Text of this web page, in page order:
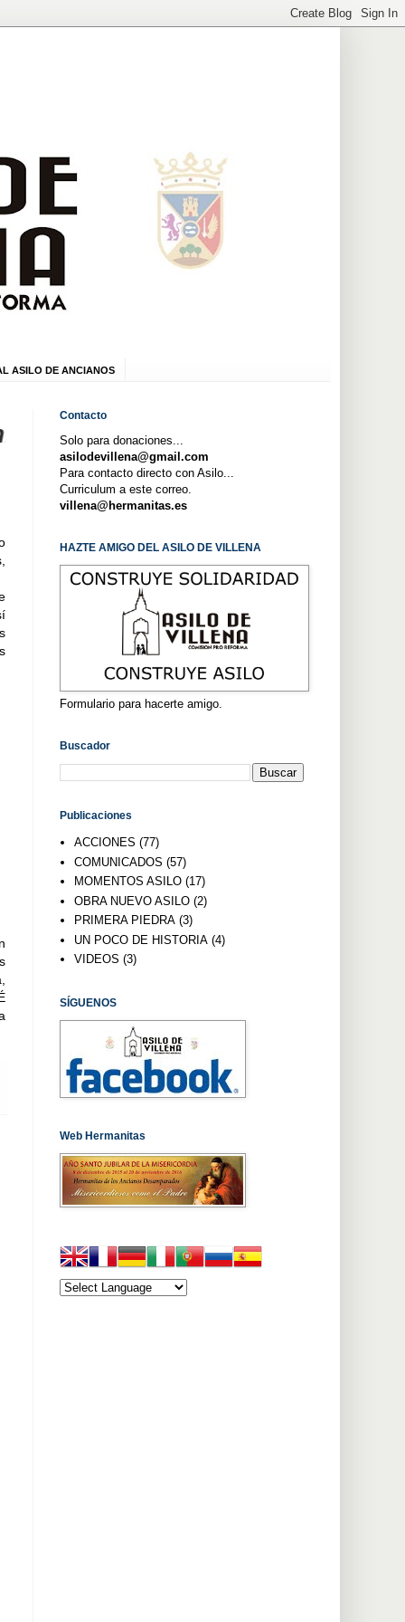
ASILO DE ANCIANOS
los Ancianos Desamparados
Contacto
Solo para donaciones...
asilodevillena@gmail.com
Para contacto directo con Asilo...
Curriculum a este correo.
villena@hermanitas.es
HAZTE AMIGO DEL ASILO DE VILLENA
Formulario para hacerte amigo.
Buscador
Publicaciones
ACCIONES (77)
COMUNICADOS (57)
MOMENTOS ASILO (17)
OBRA NUEVO ASILO (2)
PRIMERA PIEDRA (3)
UN POCO DE HISTORIA (4)
VIDEOS (3)
SÍGUENOS
Web Hermanitas